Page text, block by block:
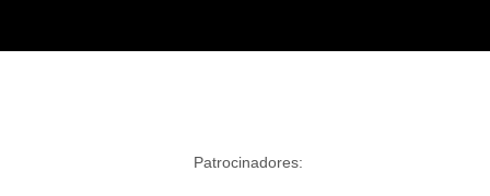
Patrocinadores: